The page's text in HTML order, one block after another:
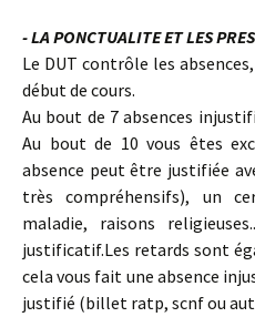
- LA PONCTUALITE ET LES
Le DUT contrôle les
début de cours.
Au bout de 7 absences
Au bout de 10 vous êtes
absence peut être justifiée
très compréhensifs), un
maladie, raisons
justificatif.Les retards sont
cela vous fait une absence
justifié (billet ratp, scnf ou